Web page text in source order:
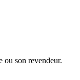
ou son revendeur.